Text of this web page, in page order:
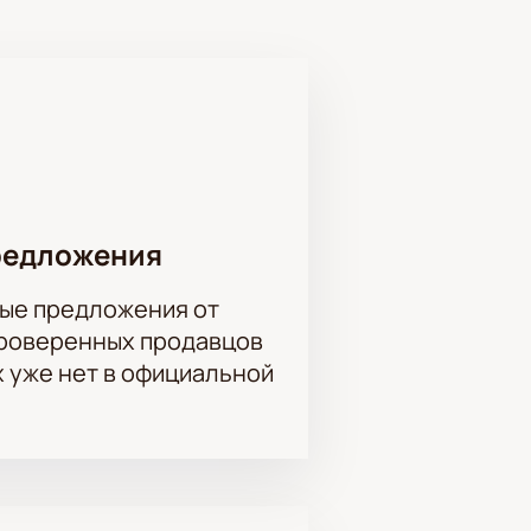
возможность стать частью
Хаит, Максим
предложения от
продавцов
нет в официальной